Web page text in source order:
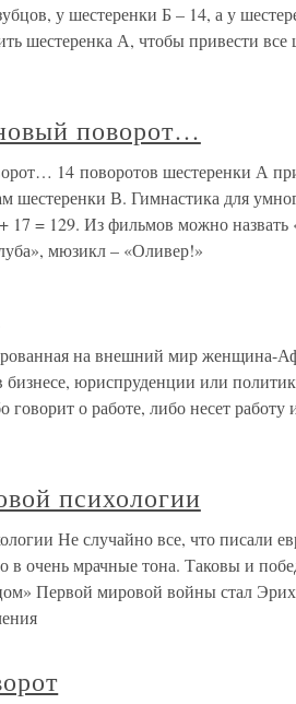
у шестеренки Б – 14, а у
шестеренка А, чтобы привести все
поворот…
14 поворотов шестеренки А
шестеренки В. Гимнастика для
17 = 129. Из фильмов можно
мюзикл – «Оливер!»
на внешний мир женщина-
юриспруденции или
говорит о работе, либо несет
психологии
Не случайно все, что писали
в очень мрачные тона. Таковы и
Первой мировой войны стал